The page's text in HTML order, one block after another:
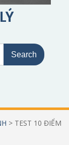
> TEST 10 ĐIỂM